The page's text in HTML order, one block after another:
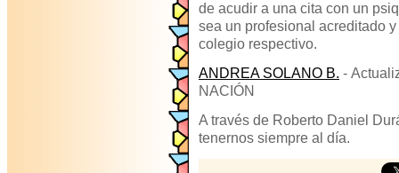
de acudir a una cita con un
sea un profesional acreditado
colegio respectivo.
ANDREA SOLANO B. -
NACIÓN
A través de Roberto Daniel
tenernos siempre al día.